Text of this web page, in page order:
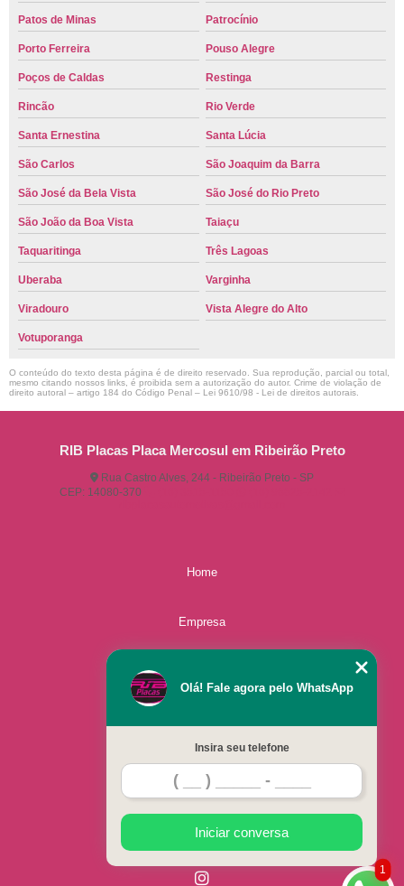
Patos de Minas Patrocínio
Porto Ferreira Pouso Alegre
Poços de Caldas Restinga
Rincão Rio Verde
Santa Ernestina Santa Lúcia
São Carlos São Joaquim da Barra
São José da Bela Vista São José do Rio Preto
São João da Boa Vista Taiaçu
Taquaritinga Três Lagoas
Uberaba Varginha
Viradouro Vista Alegre do Alto
Votuporanga
O conteúdo do texto desta página é de direito reservado. Sua reprodução, parcial ou total,
mesmo citando nossos links, é proibida sem a autorização do autor. Crime de violação de
direito autoral – artigo 184 do Código Penal – Lei 9610/98 - Lei de direitos autorais
RIB Placas Placa Mercosul em Ribeirão Preto
Rua Castro Alves, 244 - Ribeirão Preto - SP
CEP: 14080-370
Home
Empresa
Contato
1
Olá! Fale agora pelo WhatsApp
Insira seu telefone
Iniciar conversa